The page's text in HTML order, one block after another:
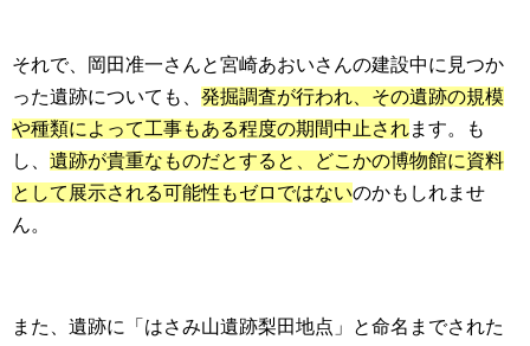
それで、岡田准一さんと宮崎あおいさんの建設中に見つか
った遺跡についても、 発掘調査が行われ、その遺跡の規模
や種類によって工事もある程度の期間中止されます。も
し、 遺跡が貴重なものだとすると、どこかの博物館に資料
として展示される可能性もゼロではないのかもしれませ
ん。
また、遺跡に「はさみ山遺跡梨田地点」と命名までされた